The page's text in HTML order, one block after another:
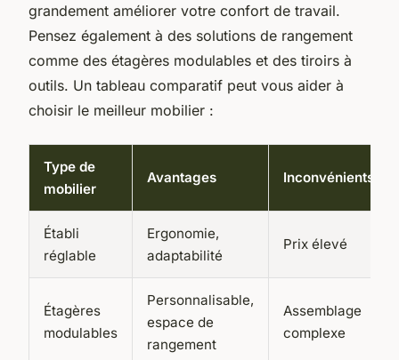
grandement améliorer votre confort de travail.
Pensez également à des solutions de rangement
comme des étagères modulables et des tiroirs à
outils. Un tableau comparatif peut vous aider à
choisir le meilleur mobilier :
Type de
mobilier
Avantages Inconvénients
Établi
réglable
Ergonomie,
adaptabilité
Prix élevé
Étagères
modulables
Personnalisable,
espace de
rangement
Assemblage
complexe